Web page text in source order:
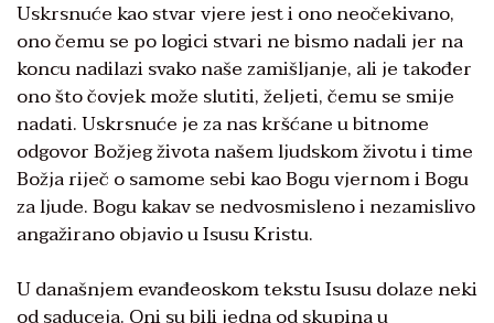
Uskrsnuće kao stvar vjere jest i ono neočekivano,
ono čemu se po logici stvari ne bismo nadali jer na
koncu nadilazi svako naše zamišljanje, ali je također
ono što čovjek može slutiti, željeti, čemu se smije
nadati. Uskrsnuće je za nas kršćane u bitnome
odgovor Božjeg života našem ljudskom životu i time
Božja riječ o samome sebi kao Bogu vjernom i Bogu
za ljude. Bogu kakav se nedvosmisleno i nezamislivo
angažirano objavio u Isusu Kristu.
U današnjem evanđeoskom tekstu Isusu dolaze neki